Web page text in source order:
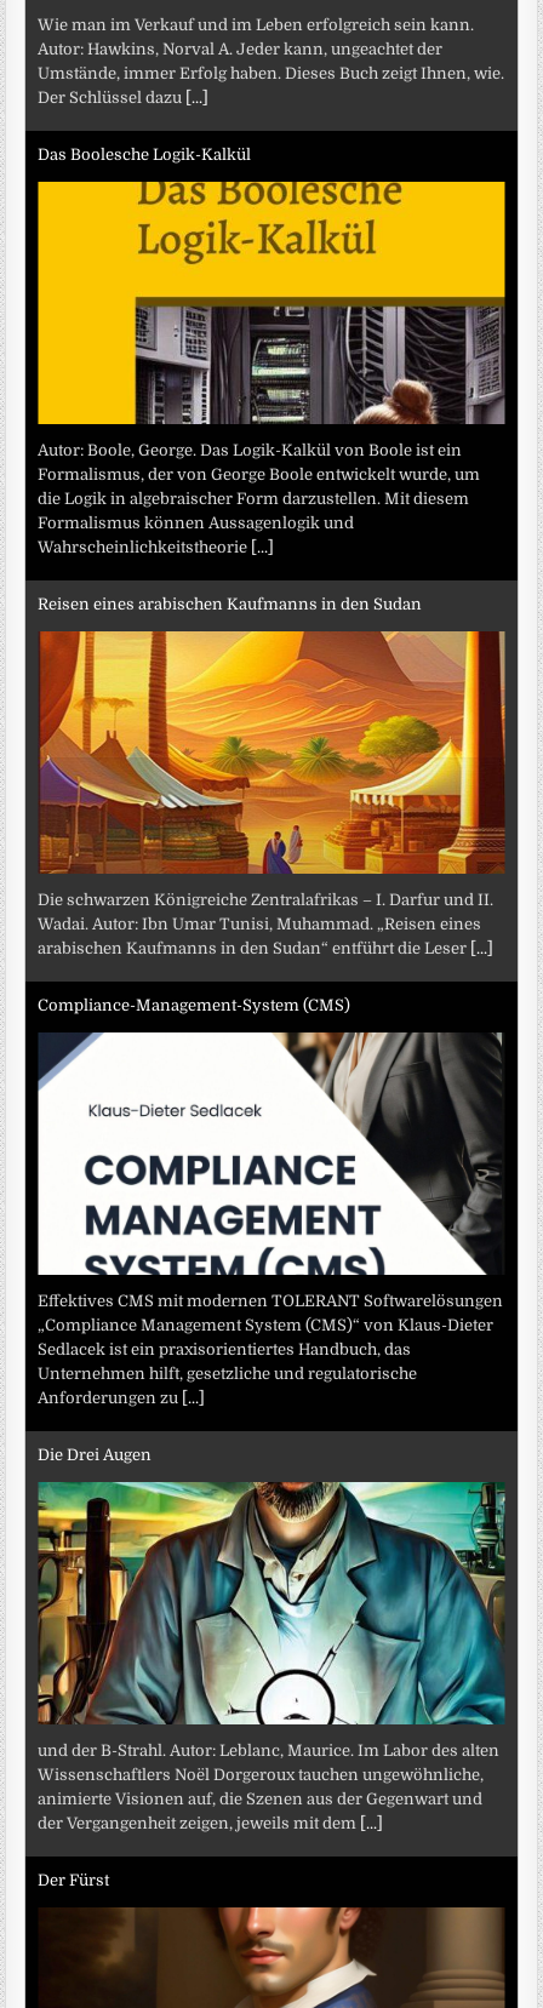
Wie man im Verkauf und im Leben erfolgreich sein kann.
Autor: Hawkins, Norval A. Jeder kann, ungeachtet der
Umstände, immer Erfolg haben. Dieses Buch zeigt Ihnen, wie.
Der Schlüssel dazu [...]
Das Boolesche Logik-Kalkül
Autor: Boole, George. Das Logik-Kalkül von Boole ist ein
Formalismus, der von George Boole entwickelt wurde, um
die Logik in algebraischer Form darzustellen. Mit diesem
Formalismus können Aussagenlogik und
Wahrscheinlichkeitstheorie [...]
Reisen eines arabischen Kaufmanns in den Sudan
Die schwarzen Königreiche Zentralafrikas – I. Darfur und II.
Wadai. Autor: Ibn Umar Tunisi, Muhammad. „Reisen eines
arabischen Kaufmanns in den Sudan“ entführt die Leser [...]
Compliance-Management-System (CMS)
Effektives CMS mit modernen TOLERANT Softwarelösungen
„Compliance Management System (CMS)“ von Klaus-Dieter
Sedlacek ist ein praxisorientiertes Handbuch, das
Unternehmen hilft, gesetzliche und regulatorische
Anforderungen zu [...]
Die Drei Augen
und der B-Strahl. Autor: Leblanc, Maurice. Im Labor des alten
Wissenschaftlers Noël Dorgeroux tauchen ungewöhnliche,
animierte Visionen auf, die Szenen aus der Gegenwart und
der Vergangenheit zeigen, jeweils mit dem [...]
Der Fürst